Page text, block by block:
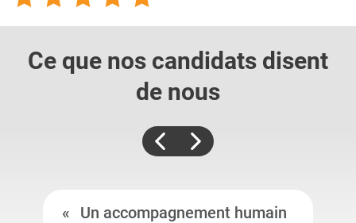
Ce que nos candidats disent
de nous
Un accompagnement humain